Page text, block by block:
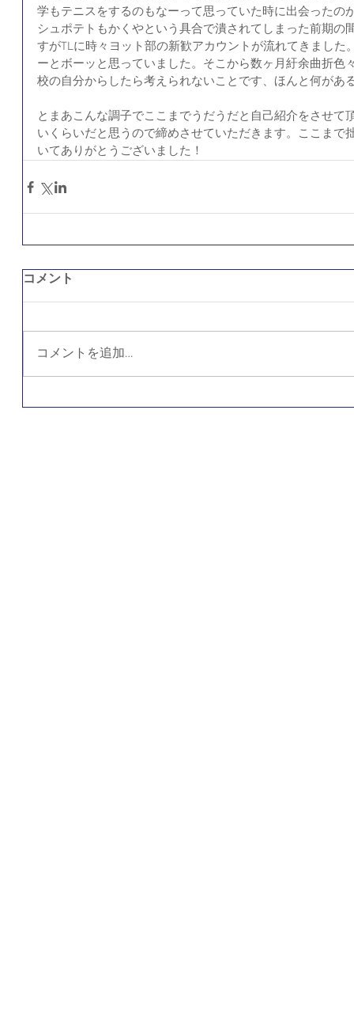
学もテニスをするのもなーって思っていた時に出会ったの
シュポテトもかくやという具合で潰されてしまった前期の
すがTLに時々ヨット部の新歓アカウントが流れてきました
ーとボーッと思っていました。そこから数ヶ月紆余曲折色
校の自分からしたら考えられないことです、ほんと何があ
とまあこんな調子でここまでうだうだと自己紹介をさせて
いくらいだと思うので締めさせていただきます。ここまで
いてありがとうございました！
コメント
コメントを追加…